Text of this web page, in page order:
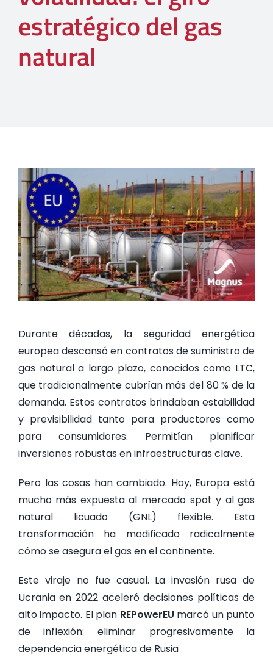
estratégico del gas
natural
Durante décadas, la seguridad energética
europea descansó en contratos de suministro de
gas natural a largo plazo, conocidos como LTC,
que tradicionalmente cubrían más del 80 % de la
demanda. Estos contratos brindaban estabilidad
y previsibilidad tanto para productores como
para consumidores. Permitían planificar
inversiones robustas en infraestructuras clave.
Pero las cosas han cambiado. Hoy, Europa está
mucho más expuesta al mercado spot y al gas
natural licuado (GNL) flexible. Esta
transformación ha modificado radicalmente
cómo se asegura el gas en el continente.
Este viraje no fue casual. La invasión rusa de
Ucrania en 2022 aceleró decisiones políticas de
alto impacto. El plan REPowerEU marcó un punto
de inflexión: eliminar progresivamente la
dependencia energética de Rusia